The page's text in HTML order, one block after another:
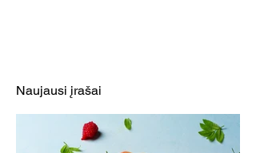
Naujausi įrašai